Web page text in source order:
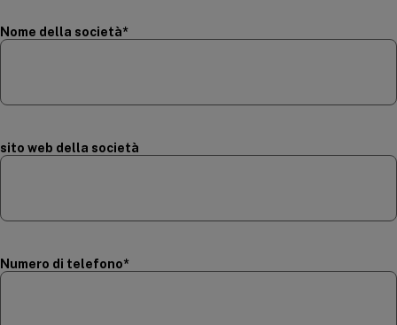
Nome della società*(required)
sito web della società
Numero di telefono*(required)